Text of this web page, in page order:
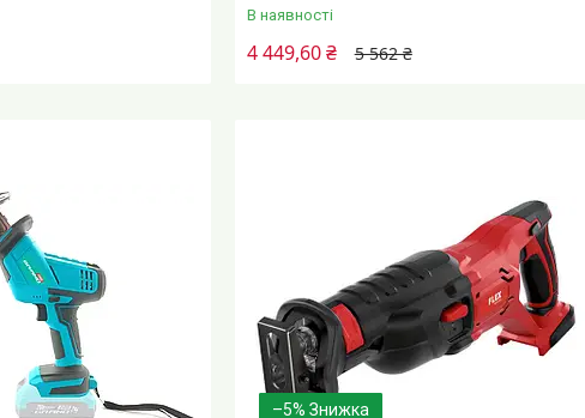
В наявності
5 562 ₴
4 449,60 ₴
–5%